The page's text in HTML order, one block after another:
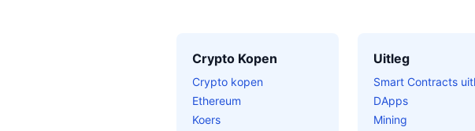
Crypto Kopen
Crypto kopen
Ethereum
Koers
Uitleg
Smart Contracts
DApps
Mining